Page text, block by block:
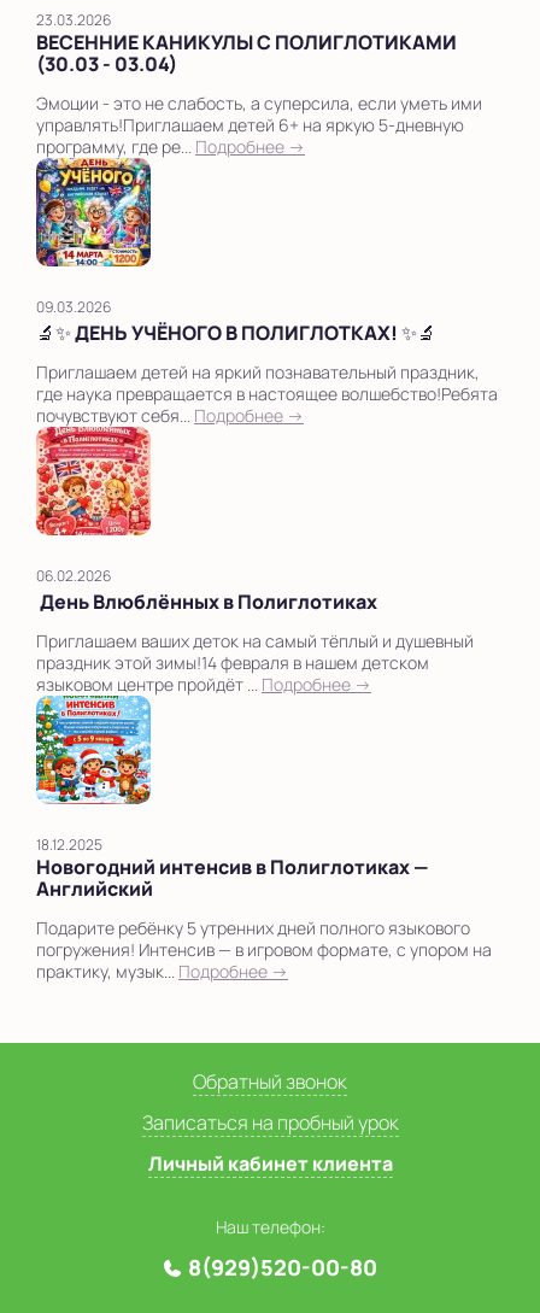
23.03.2026
ВЕСЕННИЕ КАНИКУЛЫ С ПОЛИГЛОТИКАМИ
(30.03 - 03.04)
Эмоции - это не слабость, а суперсила, если уметь ими
управлять!Приглашаем детей 6+ на яркую 5-дневную
программу, где ре... Подробнее →
09.03.2026
🔬✨ ДЕНЬ УЧЁНОГО В ПОЛИГЛОТКАХ! ✨🔬
Приглашаем детей на яркий познавательный праздник,
где наука превращается в настоящее волшебство!Ребята
почувствуют себя... Подробнее →
06.02.2026
День Влюблённых в Полиглотиках
Приглашаем ваших деток на самый тёплый и душевный
праздник этой зимы!14 февраля в нашем детском
языковом центре пройдёт ... Подробнее →
18.12.2025
Новогодний интенсив в Полиглотиках —
Английский
Подарите ребёнку 5 утренних дней полного языкового
погружения! Интенсив — в игровом формате, с упором на
практику, музык... Подробнее →
Обратный звонок
Записаться на пробный урок
Личный кабинет клиента
Наш телефон:
8(929)520-00-80